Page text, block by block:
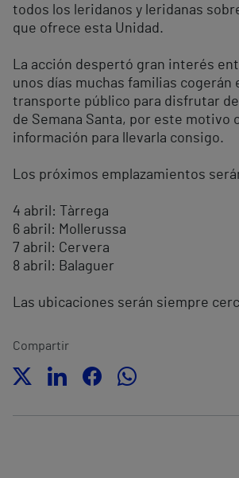
todos los leridanos y leridanas
que ofrece esta Unidad.
La acción despertó gran interés
unos días muchas familias cogerán
transporte público para disfrutar
de Semana Santa, por este motivo
información para llevarla consigo.
Los próximos emplazamientos
4 abril: Tàrrega
6 abril: Mollerussa
7 abril: Cervera
8 abril: Balaguer
Las ubicaciones serán siempre
Compartir